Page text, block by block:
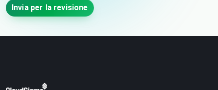
Invia per la revisione